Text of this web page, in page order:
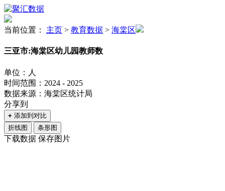
当前位置： 主页 > 教育数据 > 海棠区
三亚市:海棠区幼儿园教师数
单位：人
时间范围：2024 - 2025
数据来源：海棠区统计局
分享到
+ 添加到对比
折线图
条形图
下载数据 保存图片